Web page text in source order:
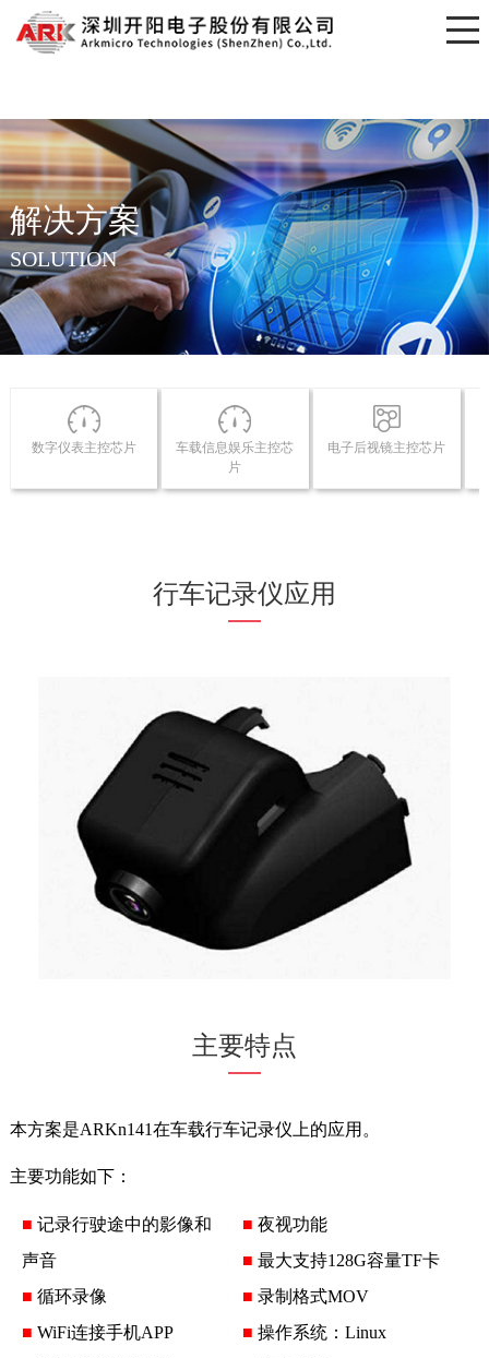
开元网页版
解决方案
SOLUTION
数字仪表主控芯片
车载信息娱乐主控芯
片
电子后视镜主控芯片
行车记录仪应用
主要特点
本方案是ARKn141在车载行车记录仪上的应用。
主要功能如下：
■ 记录行驶途中的影像和
声音
■ 循环录像
■ WiFi连接手机APP
■ 夜视功能
■ 最大支持128G容量TF卡
■ 录制格式MOV
■ 操作系统：Linux